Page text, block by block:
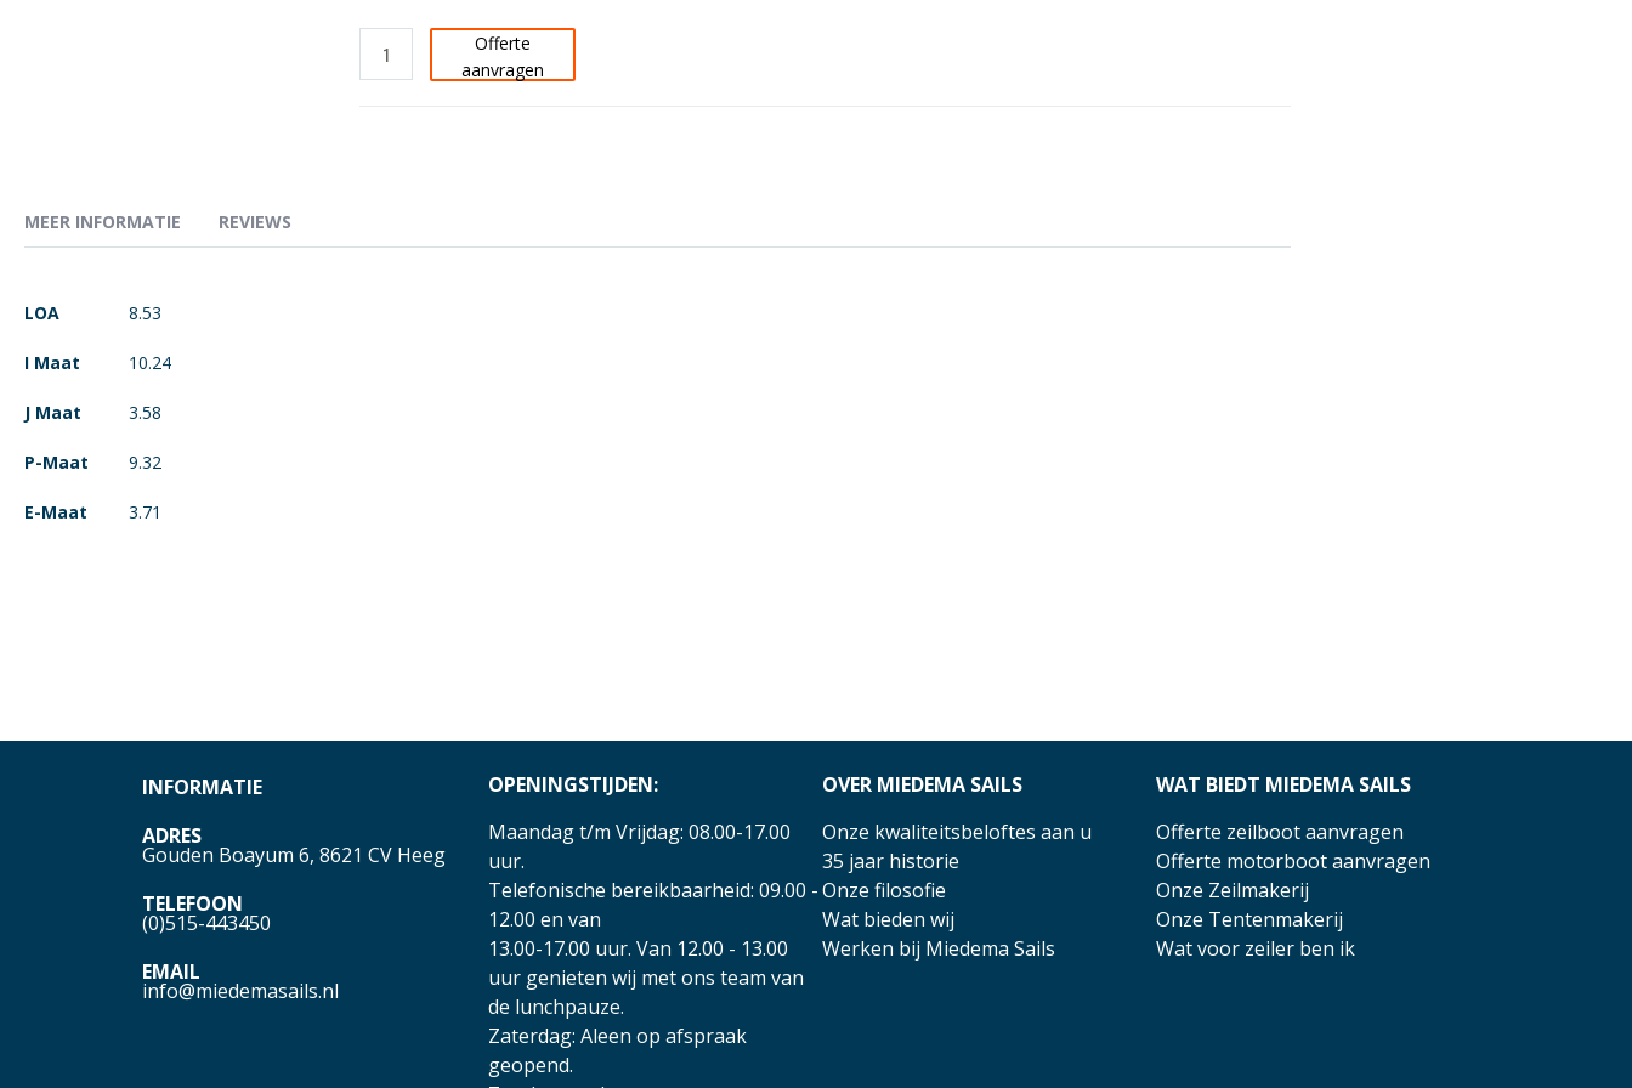
Offerte
aanvragen
MEER INFORMATIE
Meer
LOA 8.53
I Maat 10.24
J Maat 3.58
P-Maat 9.32
E-Maat 3.71
REVIEWS
INFORMATIE
ADRES
Gouden Boayum 6, 8621 CV Heeg
TELEFOON
(0)515-443450
EMAIL
info@miedemasails.nl
OPENINGSTIJDEN:
Maandag t/m Vrijdag: 08.00-17.00
uur.
Telefonische bereikbaarheid: 09.00 -
12.00 en van
13.00-17.00 uur. Van 12.00 - 13.00
uur genieten wij met ons team van
de lunchpauze.
Zaterdag: Aleen op afspraak
geopend.
OVER MIEDEMA SAILS
Onze kwaliteitsbeloftes aan u
35 jaar historie
Onze filosofie
Wat bieden wij
Werken bij Miedema Sails
WAT BIEDT MIEDEMA SAILS
Offerte zeilboot aanvragen
Offerte motorboot aanvragen
Onze Zeilmakerij
Onze Tentenmakerij
Wat voor zeiler ben ik